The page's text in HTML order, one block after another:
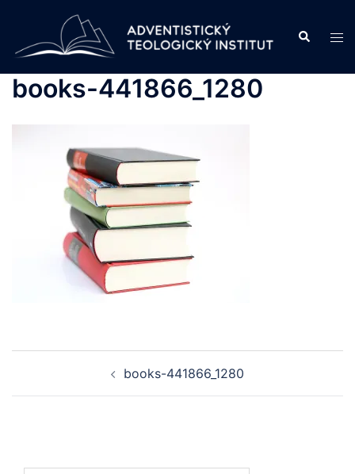
content
Search
books-441866_1280
books-441866_1280